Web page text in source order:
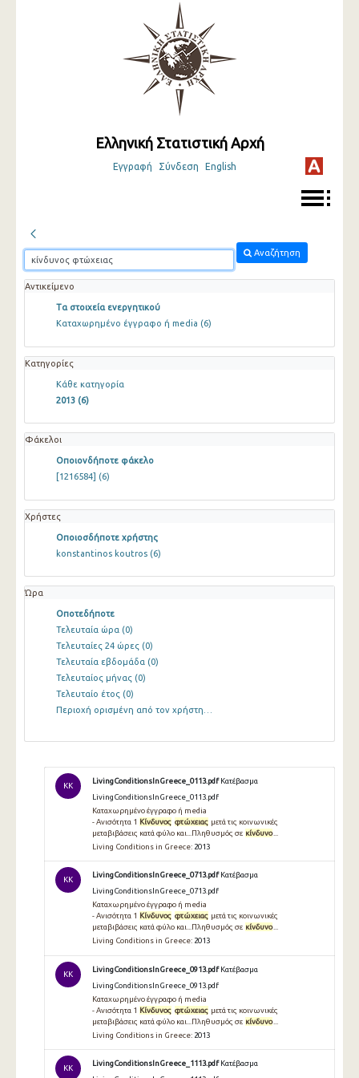
Ελληνική Στατιστική Αρχή
Εγγραφή Σύνδεση English
Αναζήτηση
Αντικείμενο
Τα στοιχεία ενεργητικού
Καταχωρημένο έγγραφο ή media (6)
Κατηγορίες
Κάθε κατηγορία
2013 (6)
Φάκελοι
Οποιονδήποτε φάκελο
[1216584]
(6)
Χρήστες
Οποιοσδήποτε χρήστης
konstantinos koutros (6)
Ώρα
Οποτεδήποτε
Τελευταία ώρα (0)
Τελευταίες 24 ώρες (0)
Τελευταία εβδομάδα (0)
Τελευταίος μήνας (0)
Τελευταίο έτος (0)
Περιοχή ορισμένη από τον χρήστη…
KK
LivingConditionsInGreece_0113.pdf Κατέβασμα
LivingConditionsInGreece_0113.pdf
Καταχωρημένο έγγραφο ή media
- Ανισότητα 1 Κίνδυνος φτώχειας μετά τις κοινωνικές
μεταβιβάσεις κατά φύλο και...Πληθυσμός σε κίνδυνο...
Living Conditions in Greece: 2013
KK
LivingConditionsInGreece_0713.pdf Κατέβασμα
LivingConditionsInGreece_0713.pdf
Καταχωρημένο έγγραφο ή media
- Ανισότητα 1 Κίνδυνος φτώχειας μετά τις κοινωνικές
μεταβιβάσεις κατά φύλο και...Πληθυσμός σε κίνδυνο...
Living Conditions in Greece: 2013
KK
LivingConditionsInGreece_0913.pdf Κατέβασμα
LivingConditionsInGreece_0913.pdf
Καταχωρημένο έγγραφο ή media
- Ανισότητα 1 Κίνδυνος φτώχειας μετά τις κοινωνικές
μεταβιβάσεις κατά φύλο και...Πληθυσμός σε κίνδυνο...
Living Conditions in Greece: 2013
KK
LivingConditionsInGreece_1113.pdf Κατέβασμα